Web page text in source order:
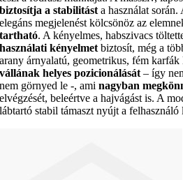
biztosítja a stabilitást a használat
elegáns megjelenést kölcsönöz az
tartható. A kényelmes, habszivacs
használati kényelmet biztosít, még a
arany árnyalatú, geometrikus, fém
vállának helyes pozicionálását – így
nem görnyed le -, aminagyban
elvégzését, beleértve a hajvágást is. A
lábtartó stabil támaszt nyújt a felhasználó